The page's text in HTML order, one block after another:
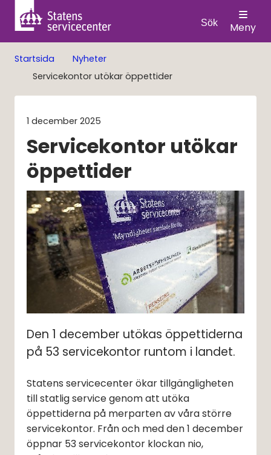
Sök Meny
Startsida
Nyheter
Servicekontor utökar öppettider
1 december 2025
Servicekontor utökar
öppettider
Den 1 december utökas öppettiderna
på 53 servicekontor runtom i landet.
Statens servicecenter ökar tillgängligheten
till statlig service genom att utöka
öppettiderna på merparten av våra större
servicekontor. Från och med den 1 december
öppnar 53 servicekontor klockan nio,